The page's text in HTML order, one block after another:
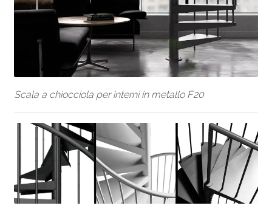
Scala a chiocciola per interni in metallo F20